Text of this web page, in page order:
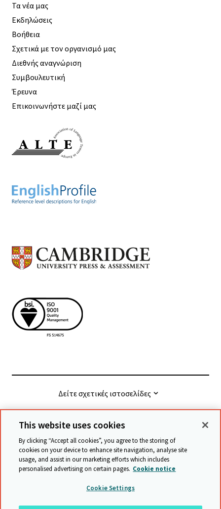
Τα νέα μας
Εκδηλώσεις
Βοήθεια
Σχετικά με τον οργανισμό μας
Διεθνής αναγνώριση
Συμβουλευτική
Έρευνα
Επικοινωνήστε μαζί μας
Δείτε σχετικές ιστοσελίδες
© Cambridge University Press & Assessment
Όροι και προϋποθέσεις
Προστασία δεδομένων
Accessibility statement Statement on modern slavery
Safeguarding policy
Χάρτης ιστότοπου
This website uses cookies
By clicking “Accept all cookies”, you agree to the storing of
cookies on your device to enhance site navigation, analyse site
usage, and assist in our marketing efforts which includes
personalised advertising on certain pages. Cookie notice
Cookie Settings